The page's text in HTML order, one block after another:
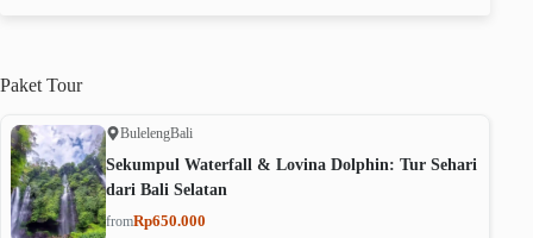
Paket Tour
BulelengBali
Sekumpul Waterfall & Lovina Dolphin: Tur Sehari
dari Bali Selatan
fromRp650.000